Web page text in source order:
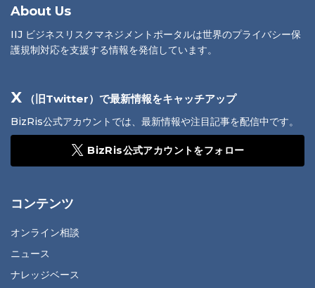
About Us
IIJ ビジネスリスクマネジメントポータルは世界のプライバシー保
護規制対応を支援する情報を発信しています。
X （旧Twitter）で最新情報をキャッチアップ
BizRis公式アカウントでは、最新情報や注目記事を配信中です。
BizRis公式アカウントをフォロー
コンテンツ
オンライン相談
ニュース
ナレッジベース